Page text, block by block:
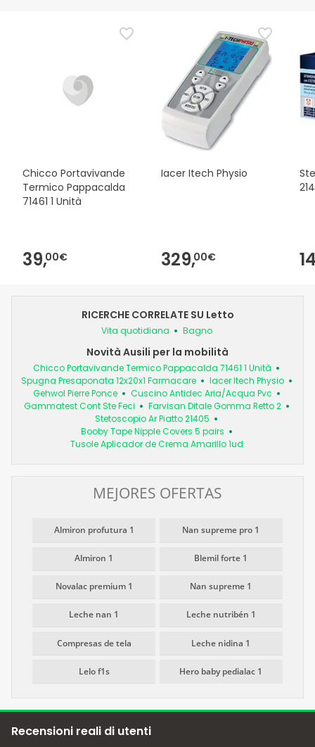
Chicco Portavivande
Termico Pappacalda
71461 1 Unità
39,00€
Iacer Itech Physio
329,00€
RICERCHE CORRELATE SU Letto
Vita quotidiana Bagno
Novità Ausili per la mobilità
Chicco Portavivande Termico Pappacalda 71461 1 Unità
Spugna Presaponata 12x20x1 Farmacare
Iacer Itech Physio
Gehwol Pierre Ponce
Cuscino Antidec Aria/Acqua Pvc
Gammatest Cont Ste Feci
Farvisan Ditale Gomma Retto 2
Stetoscopio Ar Piatto 21405
Booby Tape Nipple Covers 5 pairs
Tusole Aplicador de Crema Amarillo 1ud
MEJORES OFERTAS
Almiron profutura 1 Nan supreme pro 1
Almiron 1 Blemil forte 1
Novalac premium 1 Nan supreme 1
Leche nan 1 Leche nutribén 1
Compresas de tela Leche nidina 1
Lelo f1s Hero baby pedialac 1
Recensioni reali di utenti